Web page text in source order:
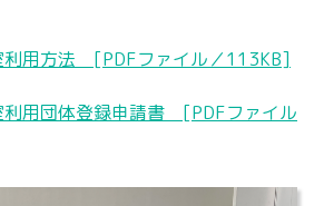
利用方法 [PDFファイル／113KB]
利用団体登録申請書 [PDFファイル